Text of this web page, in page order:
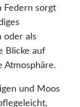
Federn sorgt
oder als
Blicke auf
Atmosphäre.
und Moos